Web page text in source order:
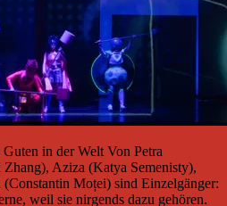
in der Welt Von Petra
Aziza (Katya Semenisty),
Moței) sind Einzelgänger:
weil sie nirgends dazu gehören.